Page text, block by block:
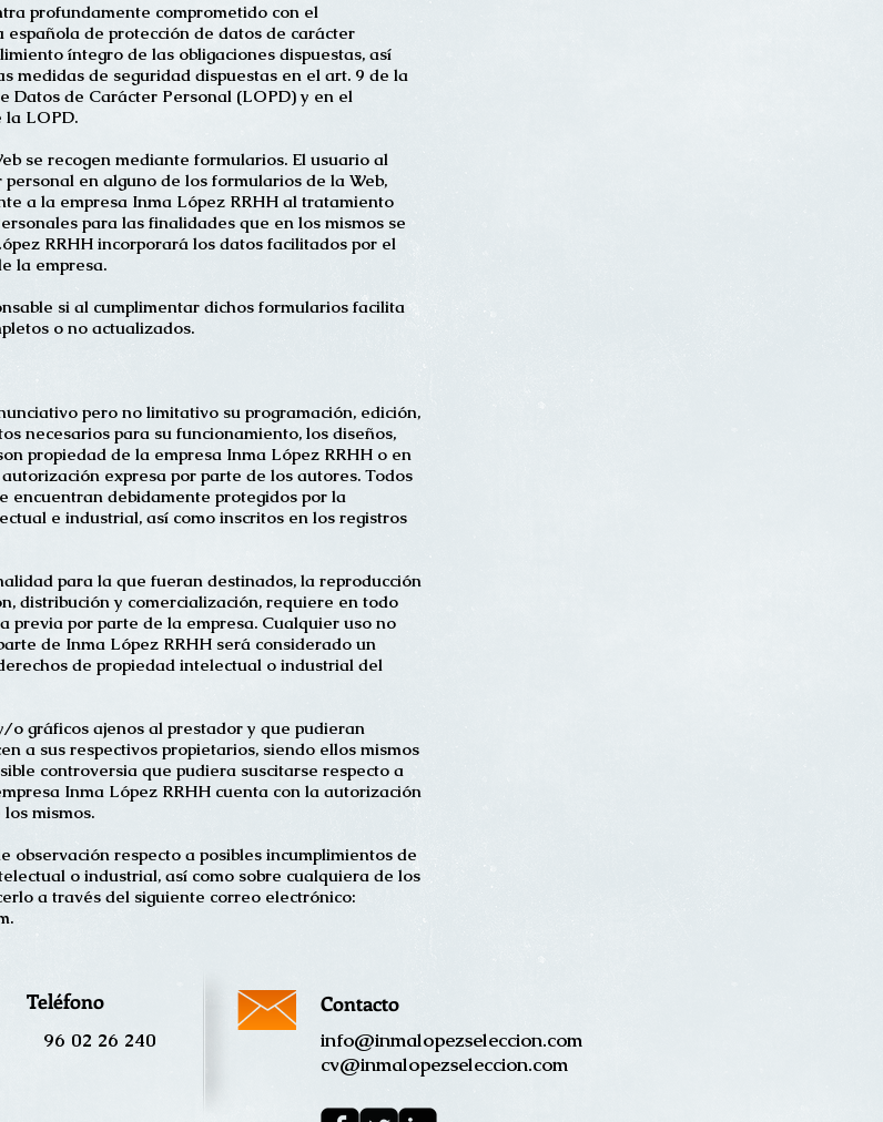
profundamente comprometido con el
de protección de datos de carácter
íntegro de las obligaciones dispuestas, así
medidas de seguridad dispuestas en el art. 9 de la
Datos de Carácter Personal (LOPD) y en el
la LOPD.
se recogen mediante formularios. El usuario al
en alguno de los formularios de la Web,
a la empresa Inma López RRHH al tratamiento
para las finalidades que en los mismos se
RRHH incorporará los datos facilitados por el
la empresa.
si al cumplimentar dichos formularios facilita
o no actualizados.
pero no limitativo su programación, edición,
necesarios para su funcionamiento, los diseños,
propiedad de la empresa Inma López RRHH o en
expresa por parte de los autores. Todos
encuentran debidamente protegidos por la
e industrial, así como inscritos en los registros
para la que fueran destinados, la reproducción
distribución y comercialización, requiere en todo
previa por parte de la empresa. Cualquier uso no
de Inma López RRHH será considerado un
de propiedad intelectual o industrial del
o gráficos ajenos al prestador y que pudieran
a sus respectivos propietarios, siendo ellos mismos
controversia que pudiera suscitarse respecto a
Inma López RRHH cuenta con la autorización
mismos.
observación respecto a posibles incumplimientos de
o industrial, así como sobre cualquiera de los
a través del siguiente correo electrónico:
Teléfono
96 02 26 240
Contacto
info@inmalopezseleccion.com
cv@inmalopezseleccion.com